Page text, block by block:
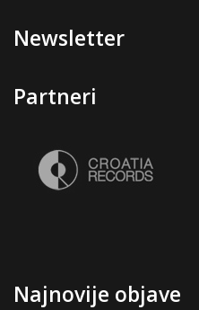
Newsletter
Partneri
Najnovije objave